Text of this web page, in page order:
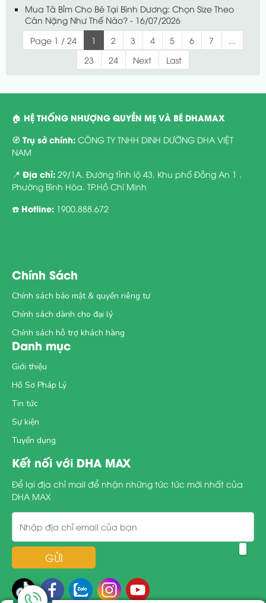
Mua Tã Bỉm Cho Bé Tại Bình Dương: Chọn Size Theo
Cân Nặng Như Thế Nào? - 16/07/2026
Page 1 / 24
1 2 3 4 5 6 7
...
23
24 Next Last
🏠 HỆ THỐNG NHƯỢNG QUYỀN MẸ VÀ BÉ DHAMAX
🧭 Trụ sở chính: CÔNG TY TNHH DINH DƯỠNG DHA VIỆT
NAM
📍 Địa chỉ: 29/1A. Đường tỉnh lộ 43. Khu phố Đồng An 1 .
Phường Bình Hòa. TP.Hồ Chí Minh
☎️ Hotline: 1900.888.672
Chính Sách
Chính sách bảo mật & quyền riêng tư
Chính sách dành cho đại lý
Chính sách hỗ trợ khách hàng
Danh mục
Giới thiệu
Hồ Sơ Pháp Lý
Tin tức
Sự kiện
Tuyển dụng
Kết nối với DHA MAX
Để lại địa chỉ mail để nhận những tức tức mới nhất của
DHA MAX
GỬI